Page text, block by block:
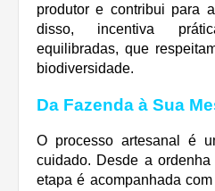
produtor e contribui para
disso, incentiva
equilibradas, que
biodiversidade.
Da Fazenda à Sua
O processo artesanal é
cuidado. Desde a
etapa é acompanhada